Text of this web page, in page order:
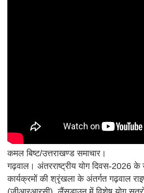
कमल बिष्ट/उत्तराखण्ड समाचार।
गढ़वाल। अंतरराष्ट्रीय योग दिवस-2026 के
कार्यक्रमों की श्रृंखला के अंतर्गत गढ़वाल